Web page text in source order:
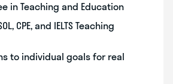
in Teaching and Education
CPE, and IELTS Teaching
to individual goals for real